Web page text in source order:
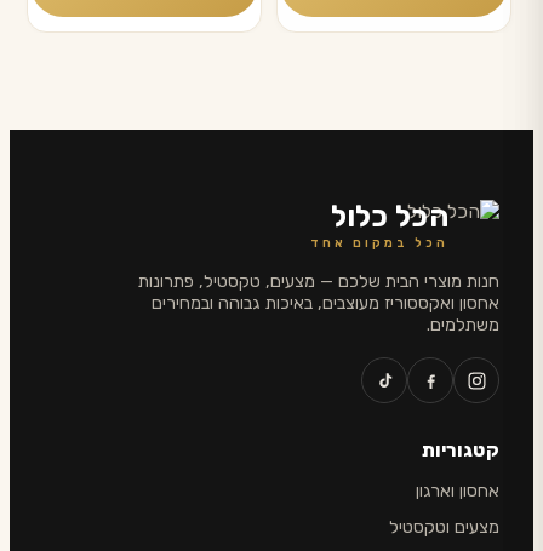
הכל כלול
הכל במקום אחד
חנות מוצרי הבית שלכם — מצעים, טקסטיל, פתרונות
אחסון ואקססוריז מעוצבים, באיכות גבוהה ובמחירים
משתלמים.
קטגוריות
אחסון וארגון
מצעים וטקסטיל